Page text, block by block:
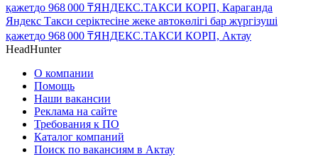
қажетдо 968 000 ₸ЯНДЕКС.ТАКСИ КОРП, Караганда
Яндекс Такси серіктесіне жеке автокөлігі бар жүргізуші
қажетдо 968 000 ₸ЯНДЕКС.ТАКСИ КОРП, Актау
HeadHunter
О компании
Помощь
Наши вакансии
Реклама на сайте
Требования к ПО
Каталог компаний
Поиск по вакансиям в Актау